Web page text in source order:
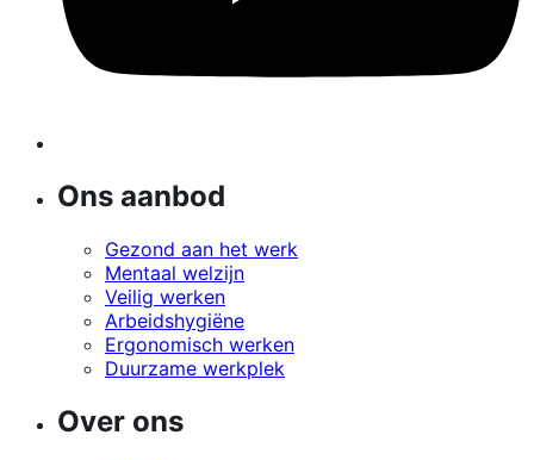
Ons aanbod
Gezond aan het werk
Mentaal welzijn
Veilig werken
Arbeidshygiëne
Ergonomisch werken
Duurzame werkplek
Over ons